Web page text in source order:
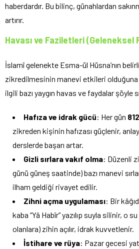
haberdardır. Bu bilinç, günahlardan
artırır.
Havası ve Faziletleri (Geleneksel
İslamî gelenekte Esma-ül Hüsna’nın
zikredilmesinin manevi etkileri olduğuna
ilgili bazı yaygın havas ve faydalar şöyle
Hafıza ve idrak gücü: Her gün
zikreden kişinin hafızası güçlenir,
derslerde başarı artar.
Gizli sırlara vakıf olma: Düzenli
günü güneş saatinde) bazı manevi
ilham geldiği rivayet edilir.
Zihni açma uygulaması: Bir
kaba “Yâ Habîr” yazılıp suyla silinir, o
olanlara) zihin açılır, idrak kuvvetlenir.
İstihare ve rüya: Pazar gecesi